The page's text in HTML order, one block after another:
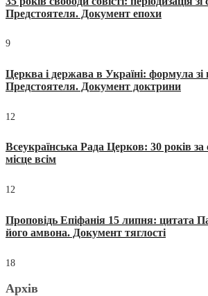
Предстоятеля. Документ епохи
9
Церква і держава в Україні: формула зі
Предстоятеля. Документ доктрини
12
Всеукраїнська Рада Церков: 30 років
місце всім
12
Проповідь Епіфанія 15 липня: цитата
його амвона. Документ тяглості
18
Архів